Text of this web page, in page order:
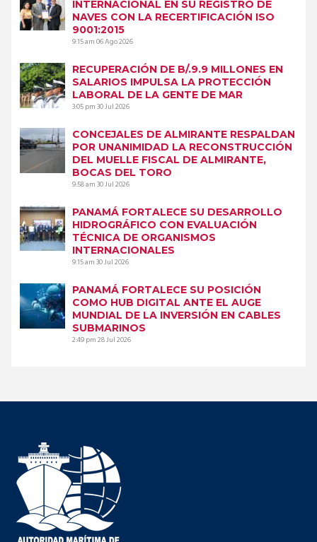
INTERNACIONAL EN SU REGISTRO DE
NAVES CON LA RECERTIFICACIÓN ISO
9001:2015
9:15 am06 Ago 2026
RECUPERACIÓN DE B/.9.9 MILLONES EN
SALARIOS IMPULSA LA PROTECCIÓN
LABORAL DE LA GENTE DE MAR
3:05 pm30 Jul 2026
CONCEJALES DE ALMIRANTE RESPALDAN
POR UNANIMIDAD LA RECONSTRUCCIÓN
DEL MUELLE FISCAL DE ALMIRANTE,
BOCAS DEL TORO
9:58 am30 Jul 2026
PANAMÁ FORTALECE SU DESARROLLO
HIDROGRÁFICO CON EVALUACIÓN
TÉCNICA DE ORGANISMOS
INTERNACIONALES
9:15 am30 Jul 2026
PANAMÁ FORTALECE SU POSICIÓN
COMO HUB DIGITAL ANTE EL AUGE
MUNDIAL DE LA INVERSIÓN EN CABLES
SUBMARINOS
2:49 pm28 Jul 2026